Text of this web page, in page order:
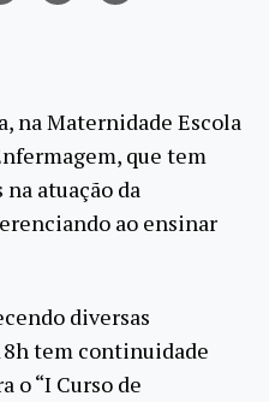
na Maternidade Escola
que tem
atuação da
ao ensinar
diversas
tem continuidade
o “I Curso de